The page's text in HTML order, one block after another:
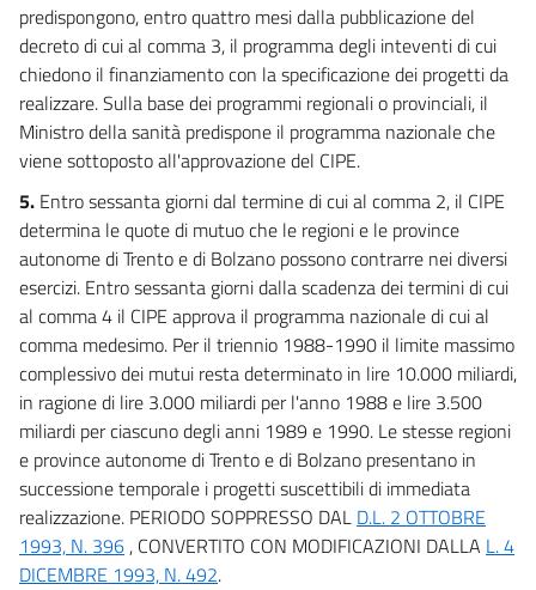
predispongono, entro quattro mesi dalla pubblicazione del
decreto di cui al comma 3, il programma degli inteventi di cui
chiedono il finanziamento con la specificazione dei progetti da
realizzare. Sulla base dei programmi regionali o provinciali, il
Ministro della sanità predispone il programma nazionale che
viene sottoposto all'approvazione del CIPE.
5. Entro sessanta giorni dal termine di cui al comma 2, il CIPE
determina le quote di mutuo che le regioni e le province
autonome di Trento e di Bolzano possono contrarre nei diversi
esercizi. Entro sessanta giorni dalla scadenza dei termini di cui
al comma 4 il CIPE approva il programma nazionale di cui al
comma medesimo. Per il triennio 1988-1990 il limite massimo
complessivo dei mutui resta determinato in lire 10.000 miliardi,
in ragione di lire 3.000 miliardi per l'anno 1988 e lire 3.500
miliardi per ciascuno degli anni 1989 e 1990. Le stesse regioni
e province autonome di Trento e di Bolzano presentano in
successione temporale i progetti suscettibili di immediata
realizzazione. PERIODO SOPPRESSO DAL D.L. 2 OTTOBRE
1993, N. 396, CONVERTITO CON MODIFICAZIONI DALLA L. 4
DICEMBRE 1993, N. 492.